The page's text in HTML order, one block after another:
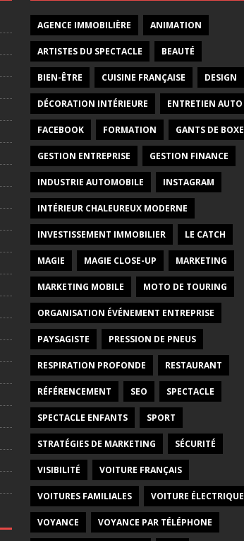
AGENCE IMMOBILIÈRE ANIMATION
ARTISTES DU SPECTACLE BEAUTÉ
BIEN-ÊTRE CUISINE FRANÇAISE DESIGN
DÉCORATION INTÉRIEURE ENTRETIEN AUTO
FACEBOOK FORMATION GANTS DE BOXE
GESTION ENTREPRISE GESTION FINANCE
INDUSTRIE AUTOMOBILE INSTAGRAM
INTÉRIEUR CHALEUREUX MODERNE
INVESTISSEMENT IMMOBILIER LE CATCH
MAGIE MAGIE CLOSE-UP MARKETING
MARKETING MOBILE MOTO DE TOURING
ORGANISATION ÉVÉNEMENT ENTREPRISE
PAYSAGISTE PRESSION DE PNEUS
RESPIRATION PROFONDE RESTAURANT
RÉFÉRENCEMENT SEO SPECTACLE
SPECTACLE ENFANTS SPORT
STRATÉGIES DE MARKETING SÉCURITÉ
VISIBILITÉ VOITURE FRANÇAIS
VOITURES FAMILIALES VOITURE ÉLECTRIQUE
VOYANCE VOYANCE PAR TÉLÉPHONE